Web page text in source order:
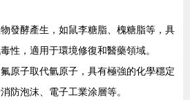
發酵產生，如鼠李糖脂、槐糖脂等，具
性，適用于環境修復和醫藥領域。
原子取代氫原子，具有極強的化學穩定
防泡沫、電子工業涂層等。